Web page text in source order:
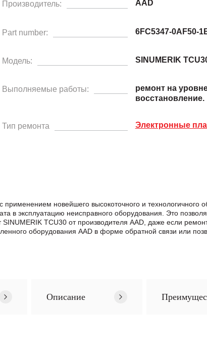
Производитель: AAD
Part number: 6FC5347-0AF50-
Модель: SINUMERIK
Выполняемые работы:
ремонт на
восстановление.
Тип ремонта Электронные
применением новейшего высокоточного и
в эксплуатацию неисправного оборудования. Это
TCU30 от производителя AAD, даже если
оборудования AAD в формe обратной связи или
Описание